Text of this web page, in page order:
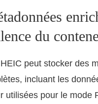
du
peut stocker des
incluant les
utilisées pour le mode